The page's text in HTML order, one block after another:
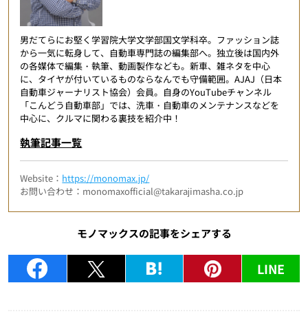
男だてらにお堅く学習院大学文学部国文学科卒。ファッション誌
から一気に転身して、自動車専門誌の編集部へ。独立後は国内外
の各媒体で編集・執筆、動画製作なども。新車、雑ネタを中心
に、タイヤが付いているものならなんでも守備範囲。AJAJ（日本
自動車ジャーナリスト協会）会員。自身のYouTubeチャンネル
「こんどう自動車部」では、洗車・自動車のメンテナンスなどを
中心に、クルマに関わる裏技を紹介中！
執筆記事一覧
Website： https://monomax.jp/
お問い合わせ：monomaxofficial@takarajimasha.co.jp
モノマックスの記事をシェアする
LINE